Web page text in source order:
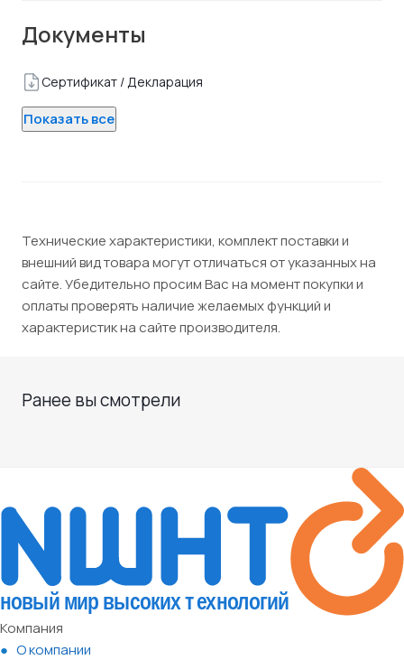
Документы
Сертификат / Декларация
Показать все
Технические характеристики, комплект поставки и
внешний вид товара могут отличаться от указанных на
сайте. Убедительно просим Вас на момент покупки и
оплаты проверять наличие желаемых функций и
характеристик на сайте производителя.
Ранее вы смотрели
Компания
О компании